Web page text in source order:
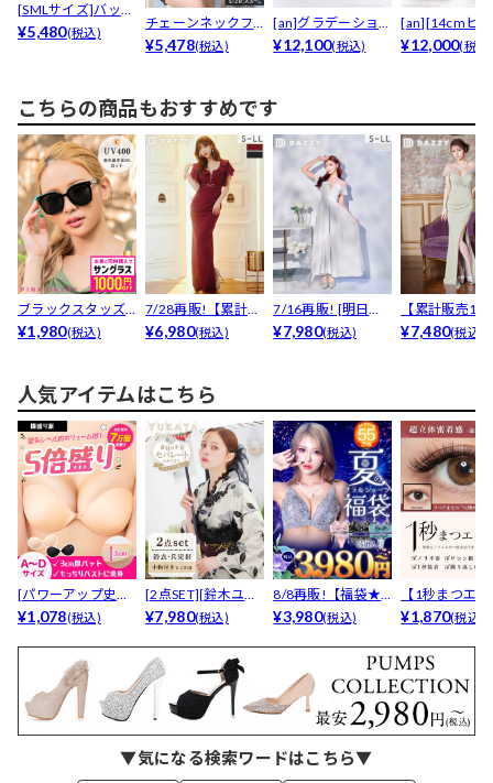
[SMLサイズ]バック
リボンカットアウ...
¥5,480(税込)
チェーンネックフ
ロントジップレー
¥5,478(税込)
[an]グラデーション
グリッターリボン...
¥12,100(税込)
[an][14cmヒ
パール＆ビジ...
¥12,000(税込)
こちらの商品もおすすめです
ブラックスタッズ
サングラス
¥1,980(税込)
7/28再販!【累計販
売1200枚以上...
¥6,980(税込)
7/16再販! [明日花
キララ着用]S...
¥7,980(税込)
【累計販売
以上】 美ス
¥7,480(税込)
人気アイテムはこちら
[パワーアップ史上
最強5倍盛りアップ
¥1,078(税込)
[2点SET][鈴木ユリ
ア(baby)...
¥7,980(税込)
8/8再販!【福袋★
ブラセット3点
¥3,980(税込)
【1秒まつエ
リュームタイ
¥1,870(税込)
▼気になる検索ワードはこちら▼